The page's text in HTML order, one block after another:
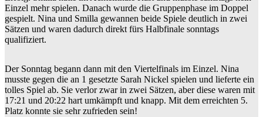
Einzel mehr spielen. Danach wurde die Gruppenphase im Doppel
gespielt. Nina und Smilla gewannen beide Spiele deutlich in zwei
Sätzen und waren dadurch direkt fürs Halbfinale sonntags
qualifiziert.
Der Sonntag begann dann mit den Viertelfinals im Einzel. Nina
musste gegen die an 1 gesetzte Sarah Nickel spielen und lieferte ein
tolles Spiel ab. Sie verlor zwar in zwei Sätzen, aber diese waren mit
17:21 und 20:22 hart umkämpft und knapp. Mit dem erreichten 5.
Platz konnte sie sehr zufrieden sein!